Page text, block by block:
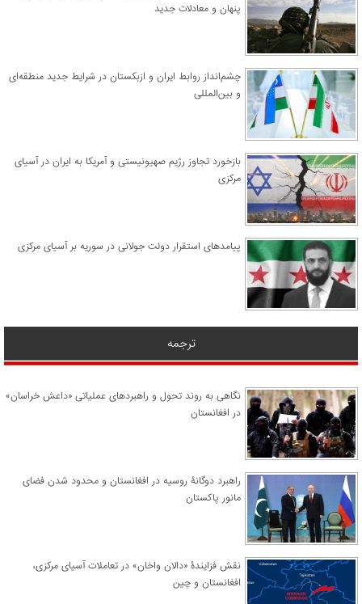
پنهان و معادلات جدید
چشم‌انداز روابط ایران و ازبکستان در شرایط جدید منطقه‌ای
و بین‌المللی
​بازخورد تجاوز رژیم صهیونیستی و آمریکا به ایران در آسیای
مرکزی
پیامدهای استقرار دولت جولانی در سوریه بر آسیای مرکزی
ترجمه
نگاهی به روند تحول و راهبردهای عملیاتی «داعش خراسان»
در افغانستان
راهبرد دوگانۀ روسیه در افغانستان و محدود شدن فضای
مانور پاکستان
نقش فزایندۀ «دالان واخان» در تعاملات آسیای مرکزی،
افغانستان و چین